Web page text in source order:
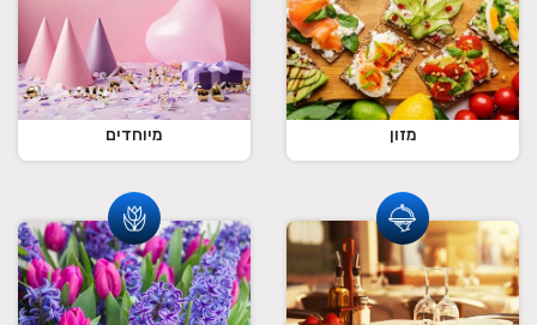
מזון מיוחדים